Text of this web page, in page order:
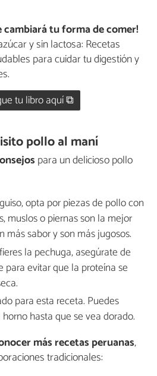
cambiará tu forma de comer!
y sin lactosa: Recetas
para cuidar tu digestión y
tu libro aquí ⧉
pollo al maní
para un delicioso pollo
opta por piezas de pollo con
muslos o piernas son la mejor
sabor y son más jugosos.
la pechuga, asegúrate de
para evitar que la proteína se
para esta receta. Puedes
hasta que se vea dorado.
más recetas peruanas,
tradicionales: